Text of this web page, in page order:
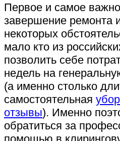
Первое и самое
завершение ремонта
некоторых
мало кто из
позволить себе
недель на
(а именно столько
самостоятельная
отзывы). Именно
обратиться за